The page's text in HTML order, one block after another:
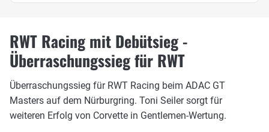
RWT Racing mit Debütsieg -
Überraschungssieg für RWT
Überraschungssieg für RWT Racing beim ADAC GT
Masters auf dem Nürburgring. Toni Seiler sorgt für
weiteren Erfolg von Corvette in Gentlemen-Wertung.